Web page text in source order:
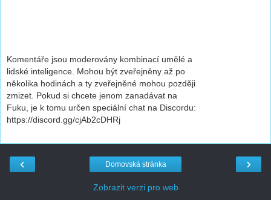
Komentáře jsou moderovány kombinací umělé a
lidské inteligence. Mohou být zveřejněny až po
několika hodinách a ty zveřejněné mohou později
zmizet. Pokud si chcete jenom zanadávat na
Fuku, je k tomu určen speciální chat na Discordu:
https://discord.gg/cjAb2cDHRj
‹ ›
Domovská stránka
Zobrazit verzi pro web